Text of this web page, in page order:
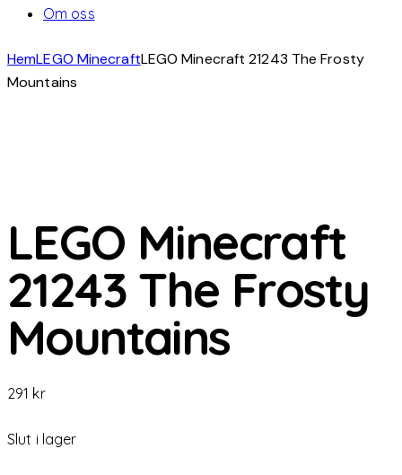
Om oss
HemLEGO MinecraftLEGO Minecraft 21243 The Frosty
Mountains
LEGO Minecraft
21243 The Frosty
Mountains
291 kr
Slut i lager